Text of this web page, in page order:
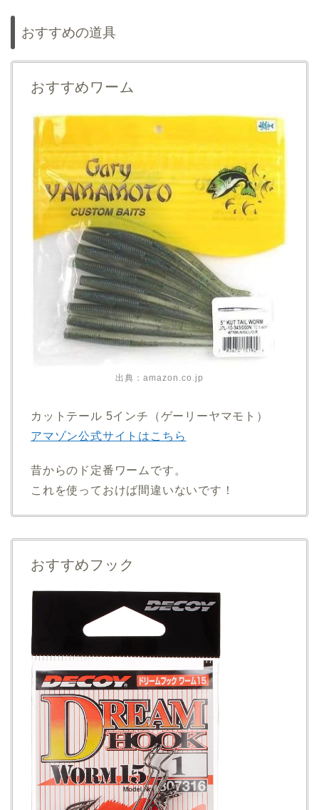
おすすめの道具
おすすめワーム
出典：amazon.co.jp
カットテール 5インチ（ゲーリーヤマモト）
アマゾン公式サイトはこちら
昔からのド定番ワームです。
これを使っておけば間違いないです！
おすすめフック